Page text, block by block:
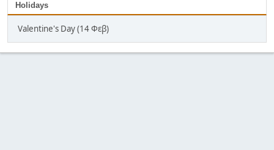
Holidays
Valentine's Day (14 Φεβ)